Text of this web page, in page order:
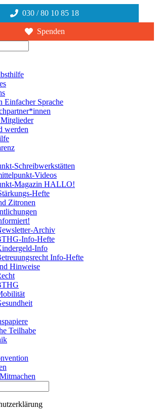
030 / 80 10 85 18
Spenden
Einfacher Sprache
werden
Schreibwerkstätten
Videos
Magazin HALLO!
Hefte
Zitronen
Archiv
Info-Hefte
Info
Info-Hefte
Hinweise
Teilhabe